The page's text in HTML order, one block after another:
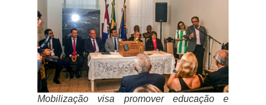
Mobilização visa promover educação e